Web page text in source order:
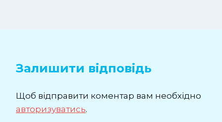
Залишити відповідь
Щоб відправити коментар вам необхідно
авторизуватись.